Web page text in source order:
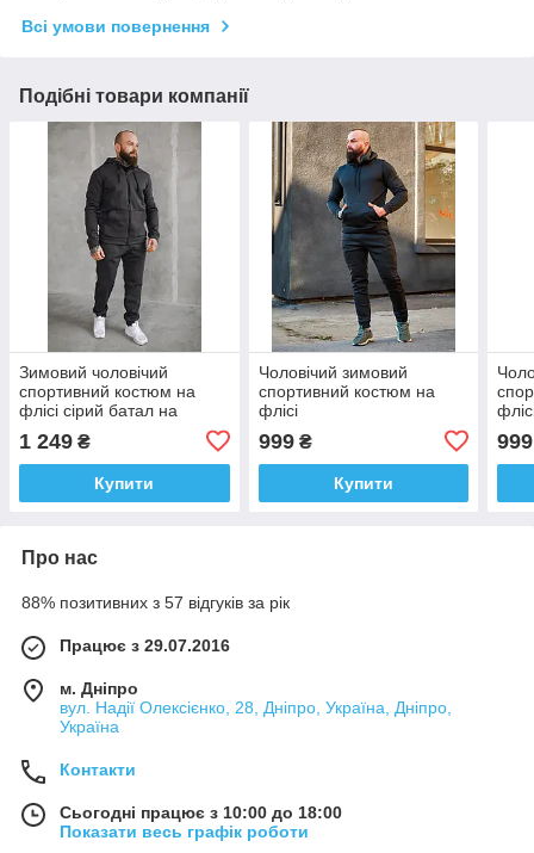
Всі умови повернення
Подібні товари компанії
Зимовий чоловічий
спортивний костюм на
флісі сірий батал на
1 249 ₴
Купити
Чоловічий зимовий
спортивний костюм на
флісі
999₴
Купити
999
Про нас
88% позитивних з 57 відгуків за рік
Працює з 29.07.2016
м. Дніпро
вул. Надії Олексієнко, 28, Дніпро, Україна, Дніпро,
Україна
Контакти
Сьогодні працює з 10:00 до 18:00
Показати весь графік роботи